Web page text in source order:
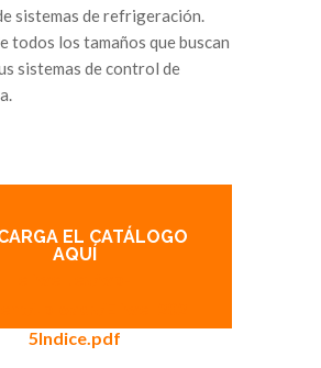
sistemas de refrigeración.
todos los tamaños que buscan
sistemas de control de
EL CATÁLOGO
AQUÍ
5Indice.pdf